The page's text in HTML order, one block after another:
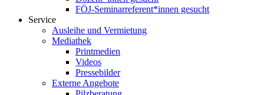
FÖJ-Seminarreferent*innen gesucht
Service
Ausleihe und Vermietung
Mediathek
Printmedien
Videos
Pressebilder
Externe Angebote